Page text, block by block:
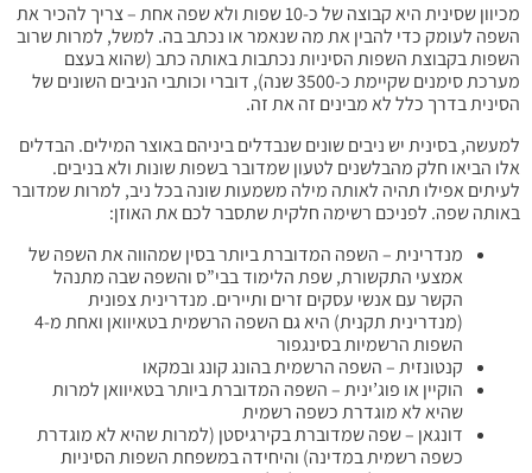
מכיוון שסינית היא קבוצה של כ-10 שפות ולא שפה אחת – צריך להכיר את
השפה לעומק כדי להבין את מה שנאמר או נכתב בה. למשל, למרות שרוב
השפות בקבוצת השפות הסיניות נכתבות באותה כתב (שהוא בעצם
מערכת סימנים שקיימת כ-3500 שנה), דוברי וכותבי הניבים השונים של
הסינית בדרך כלל לא מבינים זה את זה.
למעשה, בסינית יש ניבים שונים שנבדלים ביניהם באוצר המילים. הבדלים
אלו הביאו חלק מהבלשנים לטעון שמדובר בשפות שונות ולא בניבים.
לעיתים אפילו תהיה לאותה מילה משמעות שונה בכל ניב, למרות שמדובר
באותה שפה. לפניכם רשימה חלקית שתסבר לכם את האוזן:
מנדרינית – השפה המדוברת ביותר בסין שמהווה את השפה של
אמצעי התקשורת, שפת הלימוד בבי”ס והשפה שבה מתנהל
הקשר עם אנשי עסקים זרים ותיירים. מנדרינית צפונית
(מנדרינית תקנית) היא גם השפה הרשמית בטאיוואן ואחת מ-4
השפות הרשמיות בסינגפור
קנטונזית – השפה הרשמית בהונג קונג ובמקאו
הוקיין או פוג’ינית – השפה המדוברת ביותר בטאיוואן למרות
שהיא לא מוגדרת כשפה רשמית
דונגאן – שפה שמדוברת בקירגיסטן (למרות שהיא לא מוגדרת
כשפה רשמית במדינה) והיחידה במשפחת השפות הסיניות